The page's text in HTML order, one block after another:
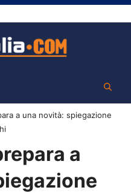
a una novità: spiegazione
a